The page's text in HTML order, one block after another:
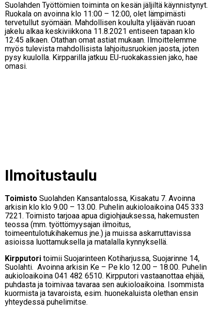
Suolahden Työttömien toiminta on kesän jäljiltä käynnistynyt.
Ruokala on avoinna klo 11:00 – 12:00, olet lämpimästi
tervetullut syömään. Mahdollisen koululta ylijäävän ruoan
jakelu alkaa keskiviikkona 11.8.2021 entiseen tapaan klo
12:45 alkaen. Otathan omat astiat mukaan. Ilmoittelemme
myös tulevista mahdollisista lahjoitusruokien jaosta, joten
pysy kuulolla. Kirpparilla jatkuu EU-ruokakassien jako, hae
omasi.
Ilmoitustaulu
Toimisto Suolahden Kansantalossa, Kisakatu 7. Avoinna
arkisin klo klo 9.00 – 13.00. Puhelin aukioloaikoina 045 333
7221. Toimisto tarjoaa apua digiohjauksessa, hakemusten
teossa (mm. työttömyysajan ilmoitus,
toimeentulotukihakemus jne.) ja muissa askarruttavissa
asioissa luottamuksella ja matalalla kynnyksellä.
Kirpputori toimii Suojarinteen Kotiharjussa, Suojarinne 14,
Suolahti. Avoinna arkisin Ke – Pe klo 12.00 – 18.00. Puhelin
aukioloaikoina 041 482 6510. Kirpputori vastaanottaa ehjää,
puhdasta ja toimivaa tavaraa sen aukioloaikoina. Isommista
kuormista ja tavaroista, esim. huonekaluista olethan ensin
yhteydessä puhelimitse.